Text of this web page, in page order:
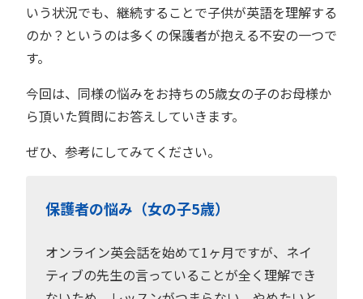
いう状況でも、継続することで子供が英語を理解する
のか？というのは多くの保護者が抱える不安の一つで
す。
今回は、同様の悩みをお持ちの5歳女の子のお母様か
ら頂いた質問にお答えしていきます。
ぜひ、参考にしてみてください。
保護者の悩み（女の子5歳）
オンライン英会話を始めて1ヶ月ですが、ネイ
ティブの先生の言っていることが全く理解でき